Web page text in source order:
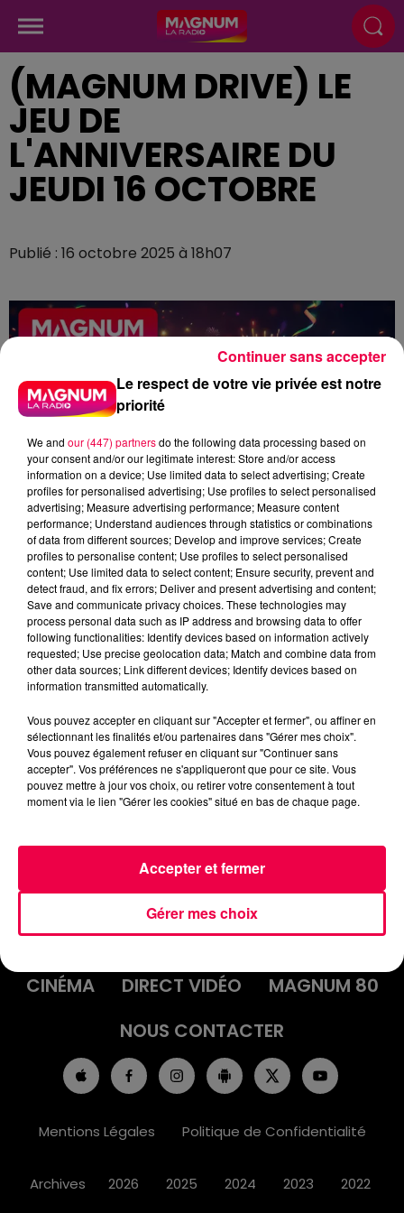
(MAGNUM DRIVE) LE
JEU DE
L'ANNIVERSAIRE DU
JEUDI 16 OCTOBRE
Publié : 16 octobre 2025 à 18h07
podcasts/2025/10/20251016-ANNIVERSAIRES.mp3
ACCUEIL INFOS
EMISSIONS
AGENDA
JEUX
PODCASTS
CINÉMA
DIRECT VIDÉO
MAGNUM 80
NOUS CONTACTER
Mentions Légales Politique de Confidentialité
Archives 2026 2025 2024 2023 2022
Le respect de votre vie privée est notre
priorité
We and our (447) partnersdo the following data processing based on
your consent and/or our legitimate interest: Store and/or access
information on a device; Use limited data to select advertising; Create
profiles for personalised advertising; Use profiles to select personalised
advertising; Measure advertising performance; Measure content
performance; Understand audiences through statistics or combinations
of data from different sources; Develop and improve services; Create
profiles to personalise content; Use profiles to select personalised
content; Use limited data to select content; Ensure security, prevent and
detect fraud, and fix errors; Deliver and present advertising and content;
Save and communicate privacy choices. These technologies may
process personal data such as IP address and browsing data to offer
following functionalities: Identify devices based on information actively
requested; Use precise geolocation data; Match and combine data from
other data sources; Link different devices; Identify devices based on
information transmitted automatically.
Vous pouvez accepter en cliquant sur "Accepter et fermer", ou affiner en
sélectionnant les finalités et/ou partenaires dans "Gérer mes choix".
Vous pouvez également refuser en cliquant sur "Continuer sans
accepter". Vos préférences ne s'appliqueront que pour ce site. Vous
pouvez mettre à jour vos choix, ou retirer votre consentement à tout
moment via le lien "Gérer les cookies" situé en bas de chaque page.
Gérer mes choix
Accepter et fermer
Continuer sans accepter